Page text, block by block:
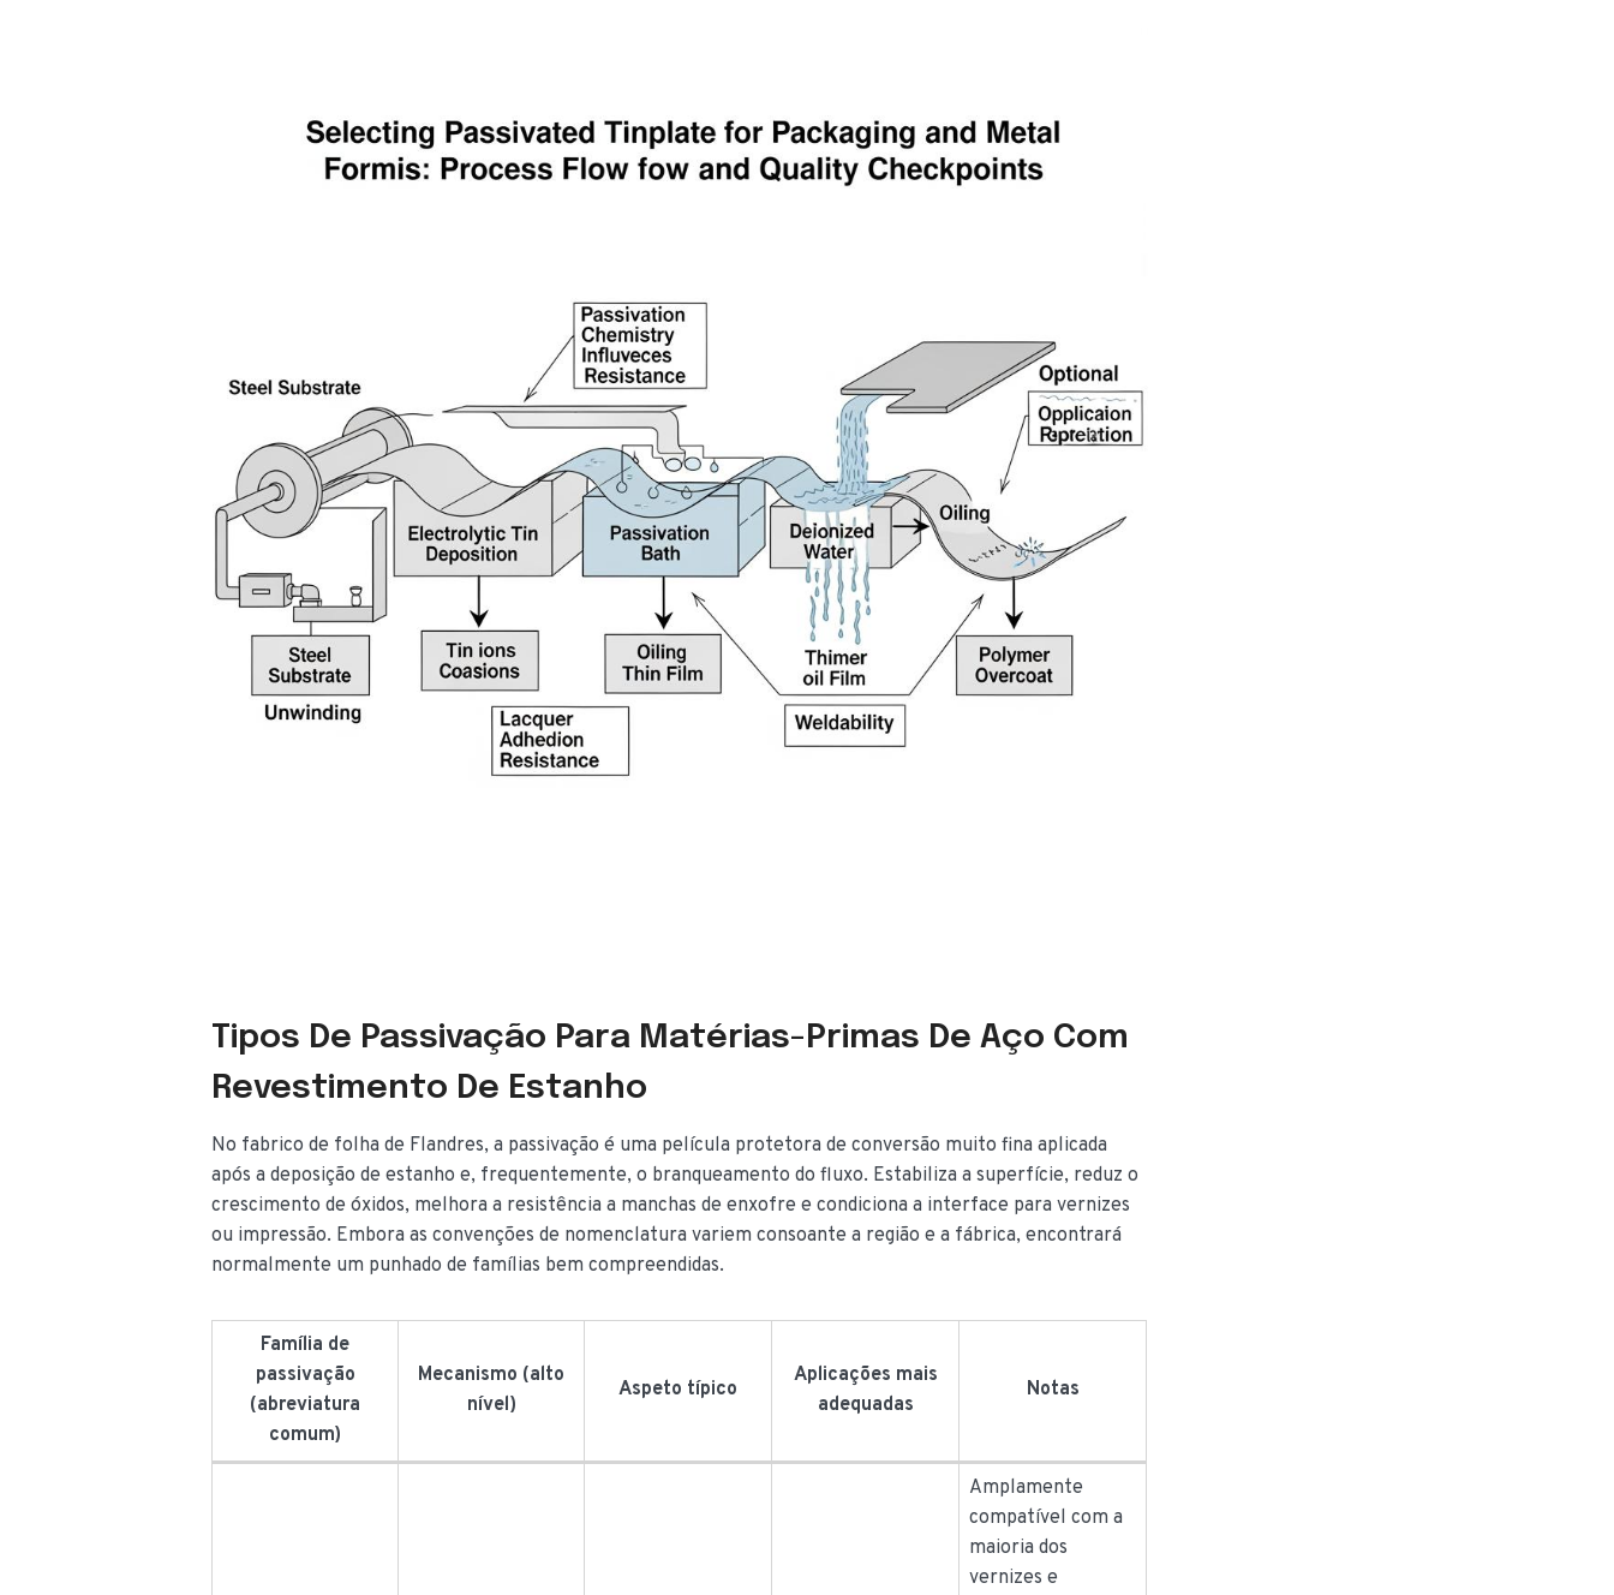
Tipos De Passivação Para Matérias-Primas De Aço Com
Revestimento De Estanho
No fabrico de folha de Flandres, a passivação é uma película protetora de conversão muito fina aplicada
após a deposição de estanho e, frequentemente, o branqueamento do fluxo. Estabiliza a superfície, reduz o
crescimento de óxidos, melhora a resistência a manchas de enxofre e condiciona a interface para vernizes
ou impressão. Embora as convenções de nomenclatura variem consoante a região e a fábrica, encontrará
normalmente um punhado de famílias bem compreendidas.
Família de
passivação
(abreviatura
comum)
Mecanismo (alto
nível)
Aspeto típico
Aplicações mais
adequadas
Notas
Amplamente
compatível com a
maioria dos
vernizes e